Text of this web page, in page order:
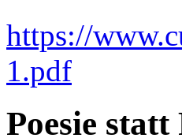
https://
1.pdf
Poesie